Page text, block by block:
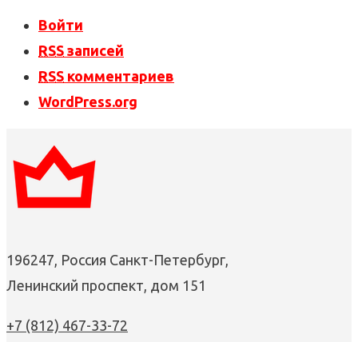
Войти
RSS записей
RSS комментариев
WordPress.org
196247, Россия Санкт-Петербург,
Ленинский проспект, дом 151
+7 (812) 467-33-72